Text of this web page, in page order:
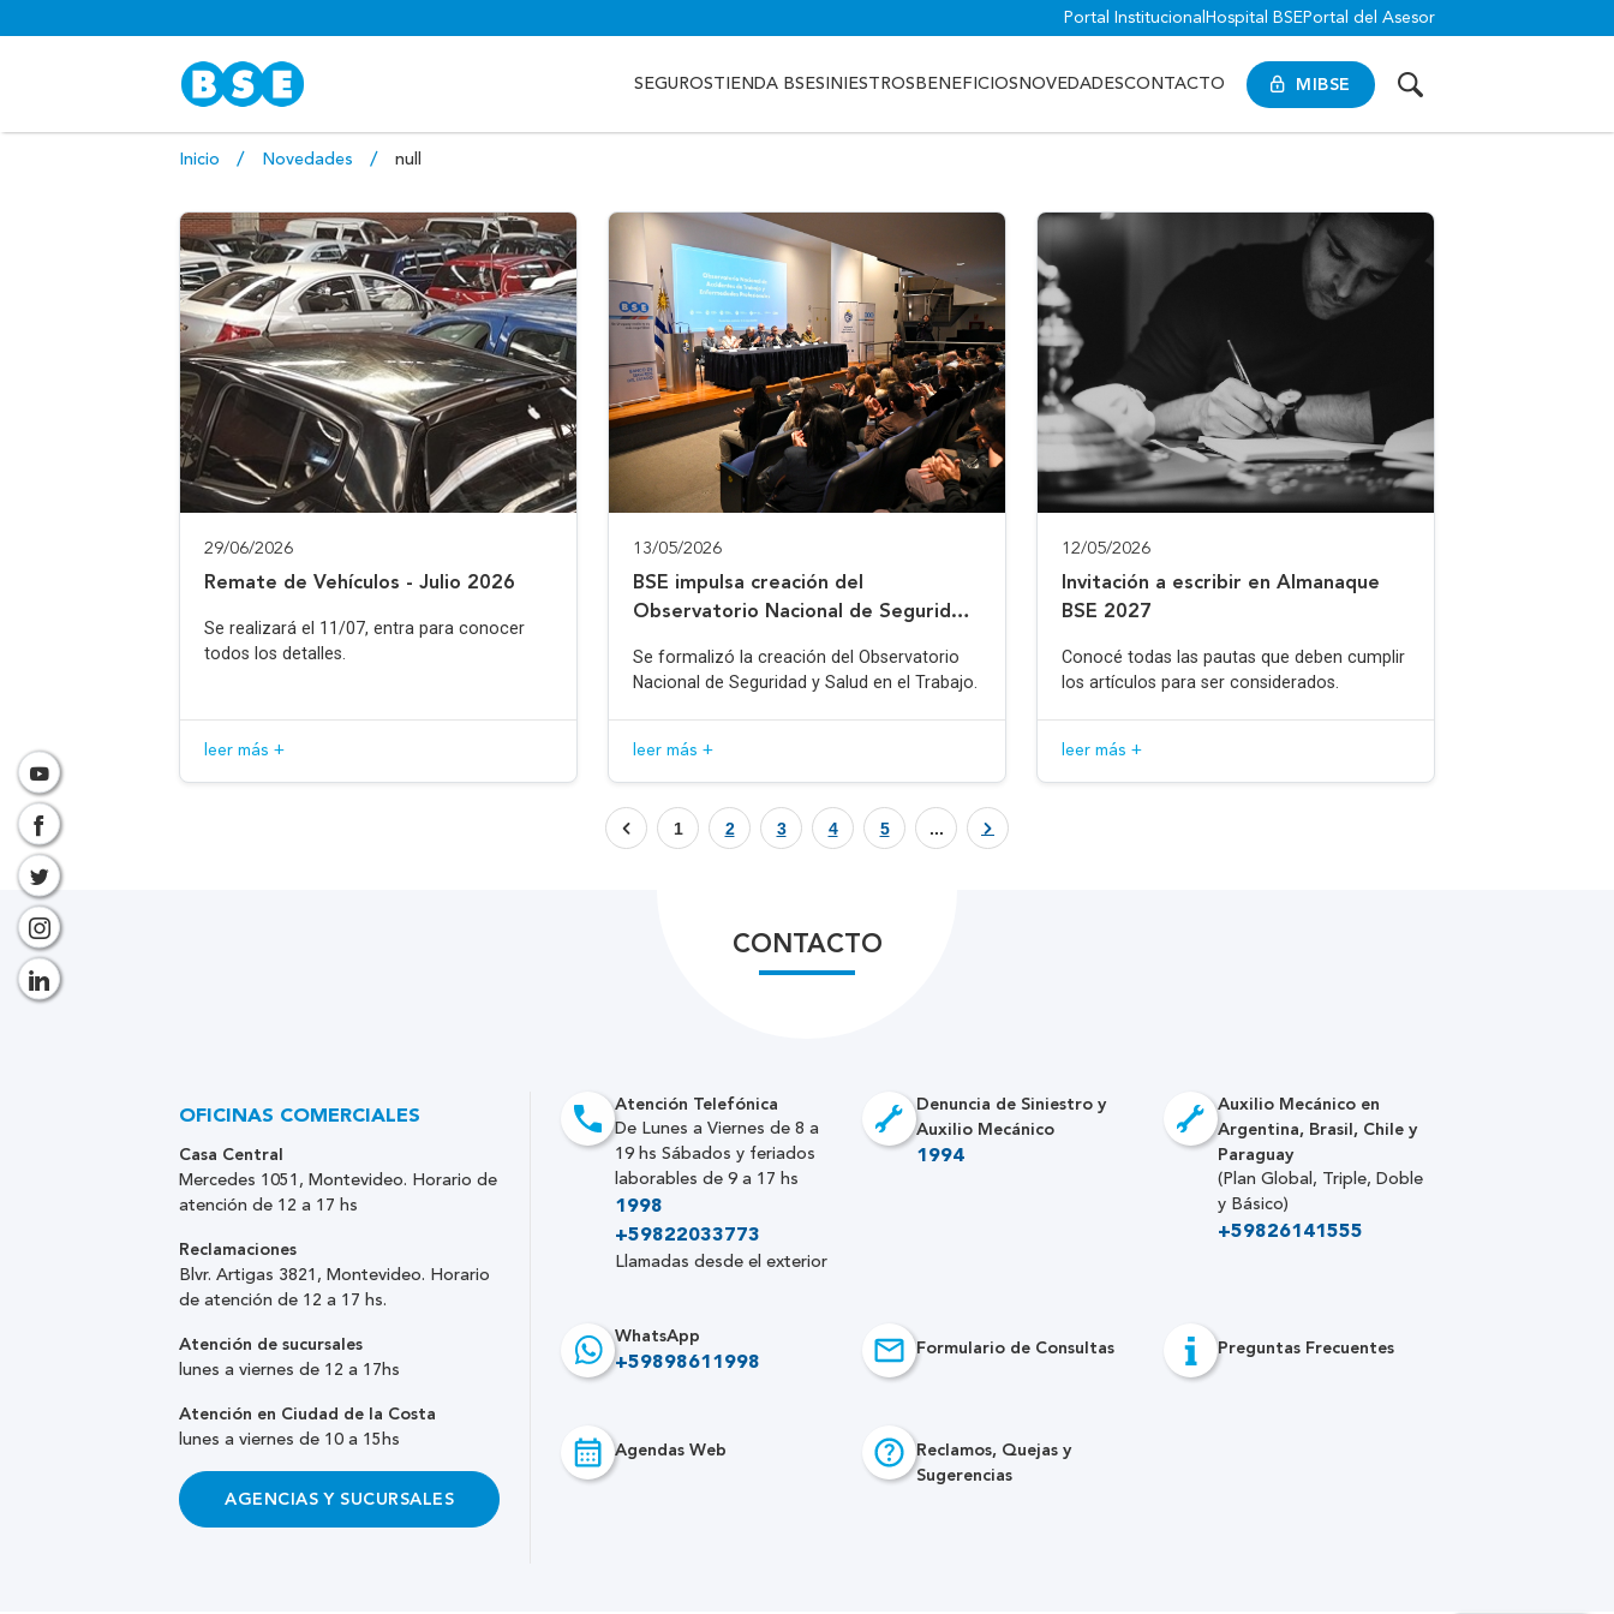
Portal Institucional Hospital BSE Portal del Asesor
MIBSE
SEGUROSTIENDA BSESINIESTROS BENEFICIOS NOVEDADESCONTACTO
Inicio Novedades null
29/06/2026
Remate de Vehículos - Julio 2026
Se realizará el 11/07, entra para conocer
todos los detalles.
leer más +
13/05/2026
BSE impulsa creación del
Observatorio Nacional de Seguridad
Se formalizó la creación del Observatorio
Nacional de Seguridad y Salud en el Trabajo.
leer más +
12/05/2026
Invitación a escribir en Almanaque
BSE 2027
Conocé todas las pautas que deben cumplir
los artículos para ser considerados.
leer más +
1 2 3 4 5 ...
CONTACTO
Atención Telefónica
De Lunes a Viernes de 8 a
19 hs Sábados y feriados
laborables de 9 a 17 hs
1998
+59822033773
Llamadas desde el exterior
Denuncia de Siniestro y
Auxilio Mecánico
1994
Auxilio Mecánico en
Argentina, Brasil, Chile y
Paraguay
(Plan Global, Triple, Doble
y Básico)
+59826141555
WhatsApp
+59898611998
Formulario de Consultas Preguntas Frecuentes
Agendas Web
Reclamos, Quejas y
Sugerencias
OFICINAS COMERCIALES
Casa Central
Mercedes 1051, Montevideo. Horario de
atención de 12 a 17 hs
Reclamaciones
Blvr. Artigas 3821, Montevideo. Horario
de atención de 12 a 17 hs.
Atención de sucursales
lunes a viernes de 12 a 17hs
Atención en Ciudad de la Costa
lunes a viernes de 10 a 15hs
AGENCIAS Y SUCURSALES